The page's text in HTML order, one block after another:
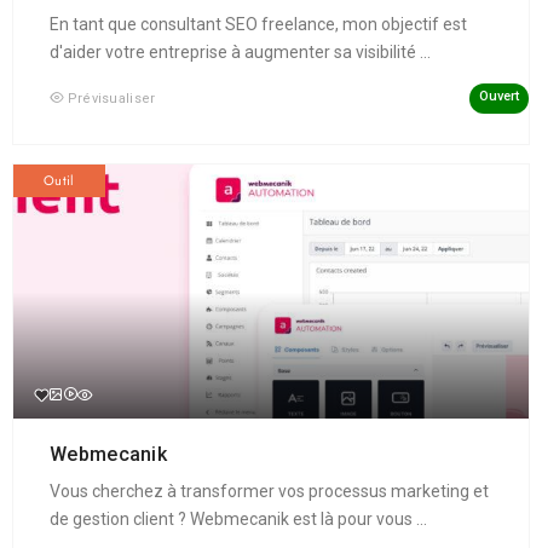
En tant que consultant SEO freelance, mon objectif est
d'aider votre entreprise à augmenter sa visibilité ...
Prévisualiser Ouvert
Outil
Webmecanik
Vous cherchez à transformer vos processus marketing et
de gestion client ? Webmecanik est là pour vous ...